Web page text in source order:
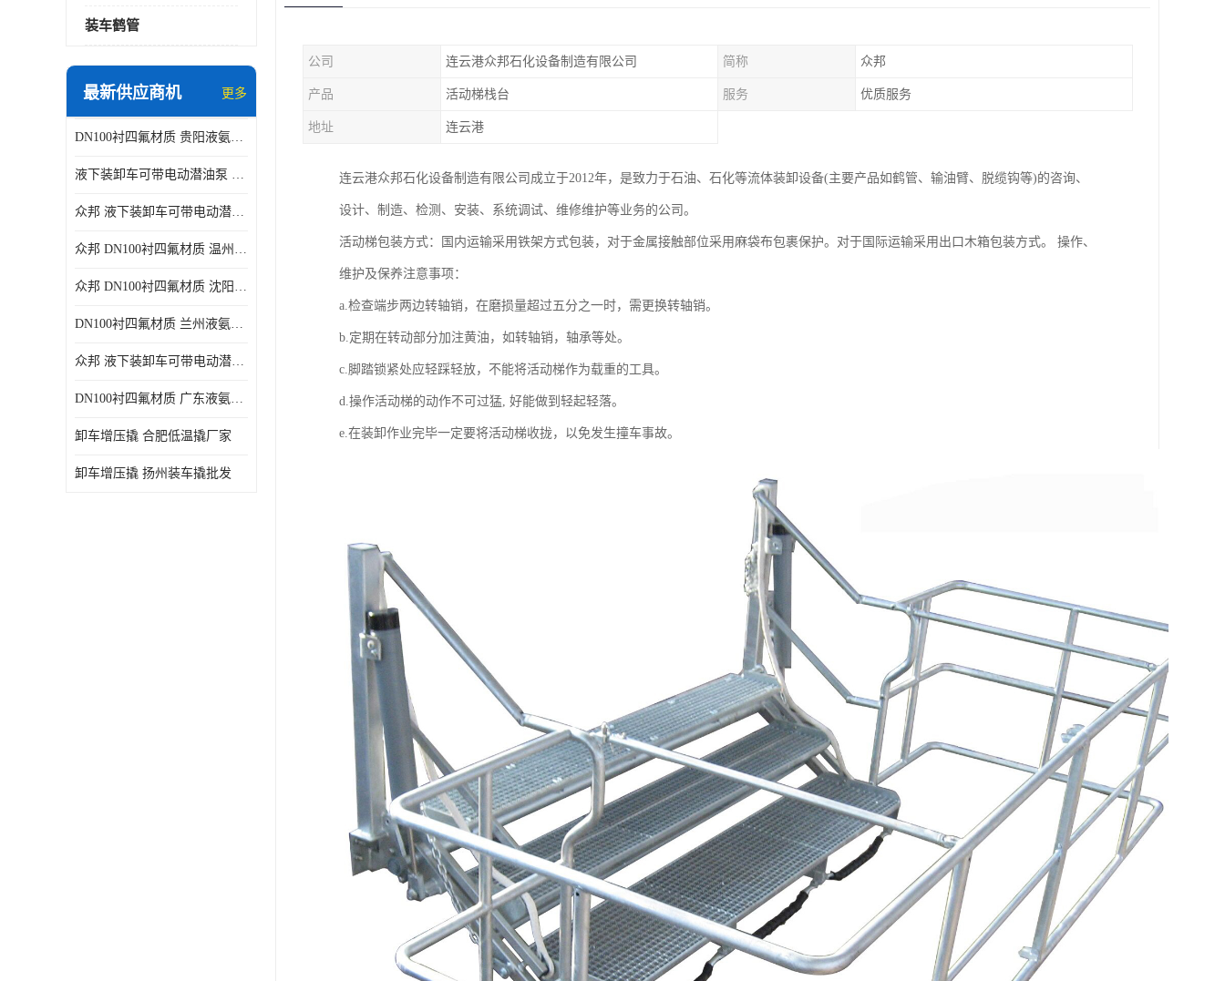
装车鹤管
最新供应商机 更多
DN100衬四氟材质 贵阳液氨鹤管供应商
液下装卸车可带电动潜油泵 贵阳液氨鹤管批发商
众邦 液下装卸车可带电动潜油泵 沈阳液氨鹤管批发商
众邦 DN100衬四氟材质 温州液氨鹤管批发商
众邦 DN100衬四氟材质 沈阳液氨鹤管批发商
DN100衬四氟材质 兰州液氨鹤管批发商
众邦 液下装卸车可带电动潜油泵 太原液氨鹤管厂商
DN100衬四氟材质 广东液氨鹤管厂商
卸车增压撬 合肥低温撬厂家
卸车增压撬 扬州装车撬批发
公司 连云港众邦石化设备制造有限公司 简称 众邦
产品 活动梯栈台 服务 优质服务
地址 连云港
连云港众邦石化设备制造有限公司成立于2012年，是致力于石油、石化等流体装卸设备(主要产品如鹤管、输油臂、脱缆钩等)的咨询、
设计、制造、检测、安装、系统调试、维修维护等业务的公司。
活动梯包装方式：国内运输采用铁架方式包装，对于金属接触部位采用麻袋布包裹保护。对于国际运输采用出口木箱包装方式。 操作、
维护及保养注意事项：
a.检查端步两边转轴销，在磨损量超过五分之一时，需更换转轴销。
b.定期在转动部分加注黄油，如转轴销，轴承等处。
c.脚踏锁紧处应轻踩轻放，不能将活动梯作为载重的工具。
d.操作活动梯的动作不可过猛, 好能做到轻起轻落。
e.在装卸作业完毕一定要将活动梯收拢，以免发生撞车事故。